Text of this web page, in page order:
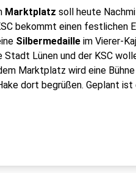
Marktplatz soll heute
bekommt einen festlichen
Silbermedaille im Vierer-
Stadt Lünen und der KSC
Marktplatz wird eine
dort begrüßen. Geplant ist